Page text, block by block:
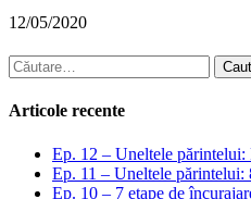
12/05/2020
Caută
după:
Articole recente
Ep. 12 – Uneltele părintelui:
Ep. 11 – Uneltele părintelui:
Ep. 10 – 7 etape de